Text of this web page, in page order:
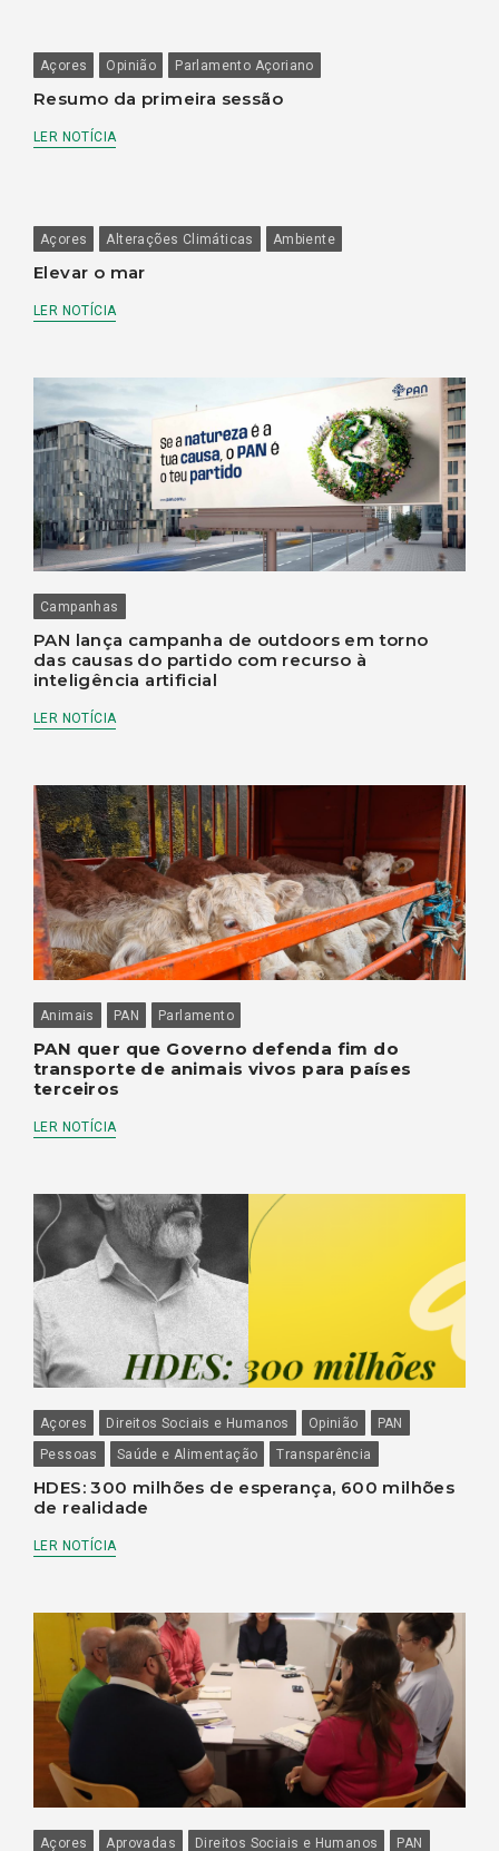
Açores Opinião Parlamento Açoriano
Resumo da primeira sessão
LER NOTÍCIA
Açores Alterações Climáticas Ambiente
Elevar o mar
LER NOTÍCIA
Campanhas
PAN lança campanha de outdoors em torno
das causas do partido com recurso à
inteligência artificial
LER NOTÍCIA
Animais PAN Parlamento
PAN quer que Governo defenda fim do
transporte de animais vivos para países
terceiros
LER NOTÍCIA
Açores Direitos Sociais e Humanos Opinião
PAN
Pessoas
Saúde e Alimentação Transparência
HDES: 300 milhões de esperança, 600 milhões
de realidade
LER NOTÍCIA
Açores Aprovadas Direitos Sociais e Humanos
PAN